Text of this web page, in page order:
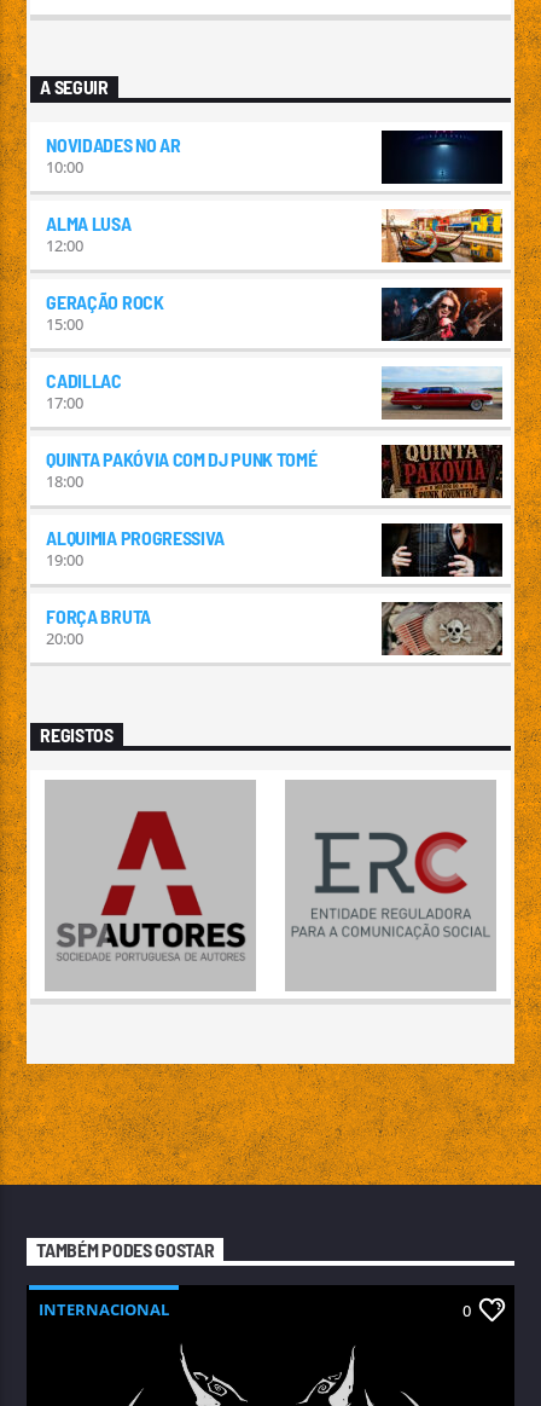
A SEGUIR
NOVIDADES NO AR
10:00
ALMA LUSA
12:00
GERAÇÃO ROCK
15:00
CADILLAC
17:00
QUINTA PAKÓVIA COM DJ PUNK TOMÉ
18:00
ALQUIMIA PROGRESSIVA
19:00
FORÇA BRUTA
20:00
REGISTOS
TAMBÉM PODES GOSTAR
INTERNACIONAL 0